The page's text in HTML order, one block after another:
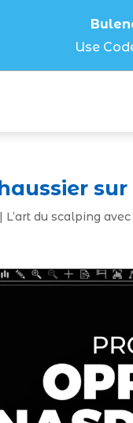
Use
sur
| L’art du scalping